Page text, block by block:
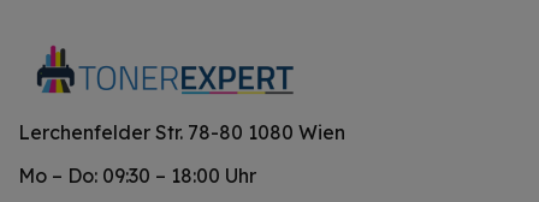
Lerchenfelder Str. 78-80 1080 Wien
Mo – Do: 09:30 – 18:00 Uhr